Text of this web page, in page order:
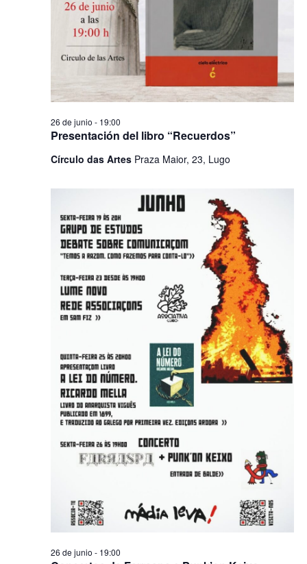
Presentación del libro “Recuerdos”
26 de junio - 19:00
Círculo das Artes Praza Maior, 23, Lugo
26 de junio - 19:00